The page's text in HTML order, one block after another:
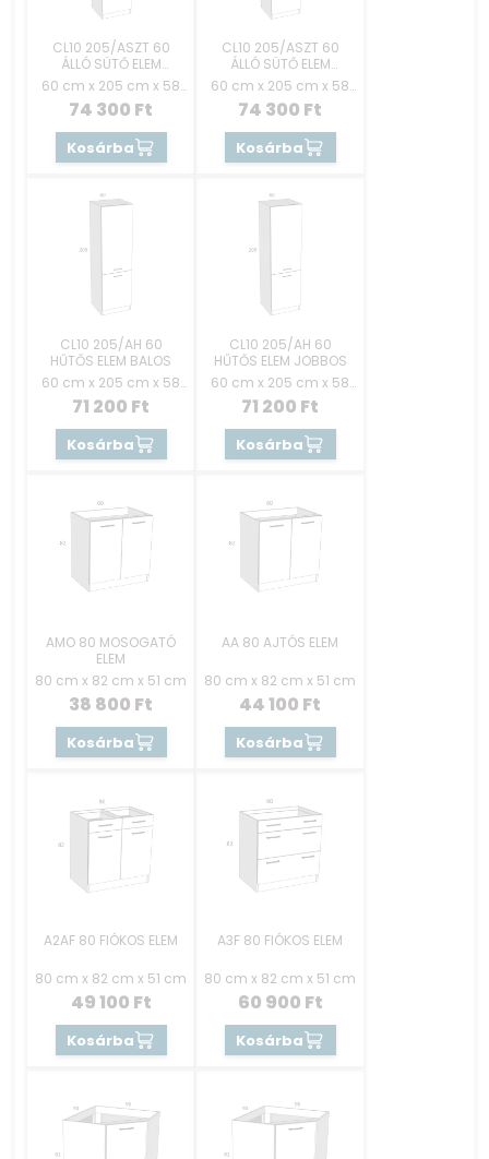
CL10 205/ASZT 60
ÁLLÓ SÜTŐ ELEM
AJTÓS JOBBOS
60 cm x 205 cm x 58
cm
74 300 Ft
Kosárba
CL10 205/ASZT 60
ÁLLÓ SÜTŐ ELEM
AJTÓS BALOS
60 cm x 205 cm x 58
cm
74 300 Ft
Kosárba
CL10 205/AH 60
HŰTŐS ELEM BALOS
60 cm x 205 cm x 58
cm
71 200 Ft
Kosárba
CL10 205/AH 60
HŰTŐS ELEM JOBBOS
60 cm x 205 cm x 58
cm
71 200 Ft
Kosárba
AMO 80 MOSOGATÓ
ELEM
80 cm x 82 cm x 51 cm
38 800 Ft
Kosárba
AA 80 AJTÓS ELEM
80 cm x 82 cm x 51 cm
44 100 Ft
Kosárba
A2AF 80 FIÓKOS ELEM
80 cm x 82 cm x 51 cm
49 100 Ft
Kosárba
A3F 80 FIÓKOS ELEM
80 cm x 82 cm x 51 cm
60 900 Ft
Kosárba